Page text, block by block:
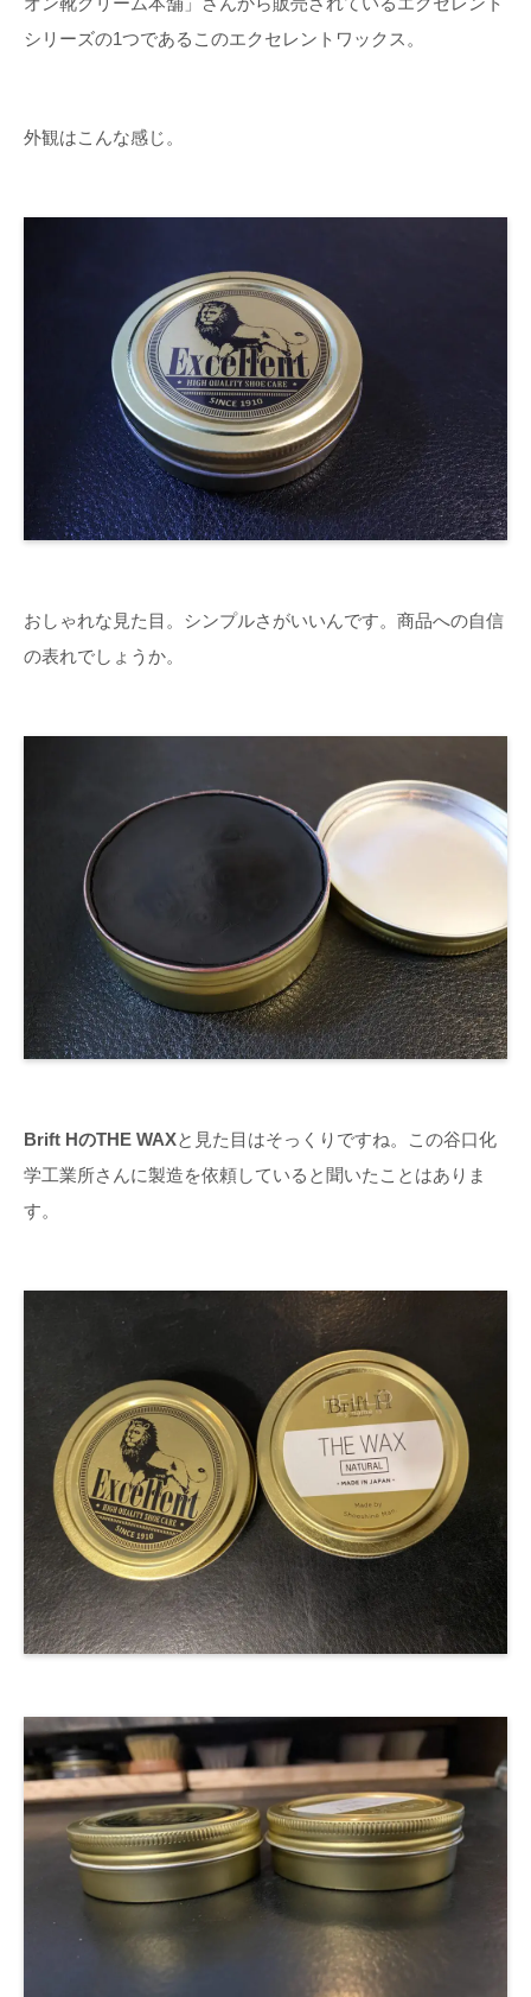
シリーズの1つであるこのエクセレントワックス。
外観はこんな感じ。
おしゃれな見た目。シンプルさがいいんです。商品への自信
の表れでしょうか。
Brift HのTHE WAXと見た目はそっくりですね。この谷口化
学工業所さんに製造を依頼していると聞いたことはありま
す。